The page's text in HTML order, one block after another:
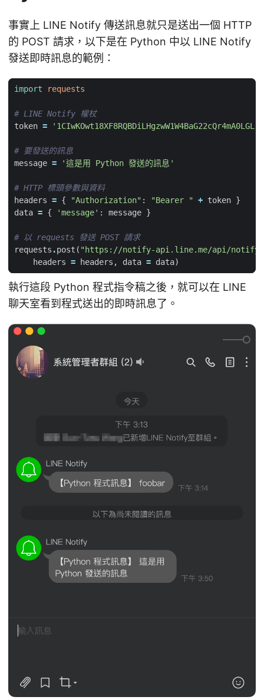
事實上 LINE Notify 傳送訊息就只是送出一個 HTTP
的 POST 請求，以下是在 Python 中以 LINE Notify
發送即時訊息的範例：
import requests
# LINE Notify 權杖
token = '1CIwKOwt18XF8RQBDiLHgzwW1W4BaG22cQr4mA0LGLr'
# 要發送的訊息
message = '這是用 Python 發送的訊息'
# HTTP 標頭參數與資料
headers = { "Authorization" : "Bearer " + token }
data = { 'message' : message }
# 以 requests 發送 POST 請求
requests .post ( "https://notify-api.line.me/api/notify"
headers = headers , data = data)
執行這段 Python 程式指令稿之後，就可以在 LINE
聊天室看到程式送出的即時訊息了。